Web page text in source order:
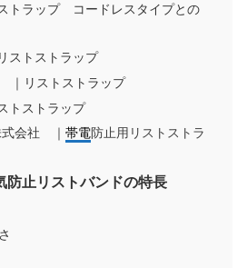
トラップ コードレスタイプとの
ストストラップ
｜リストストラップ
トストラップ
会社 ｜ 帯電防止用リストストラ
防止リストバンドの特長